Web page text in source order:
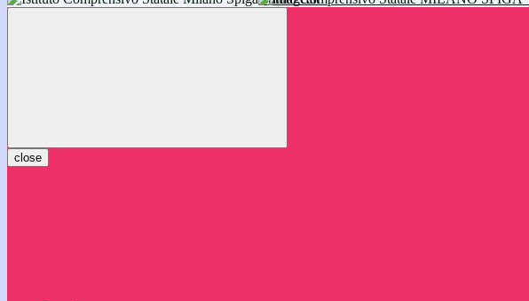
inizieranno il 14 settembre 2026: vi aspettiamo!
close